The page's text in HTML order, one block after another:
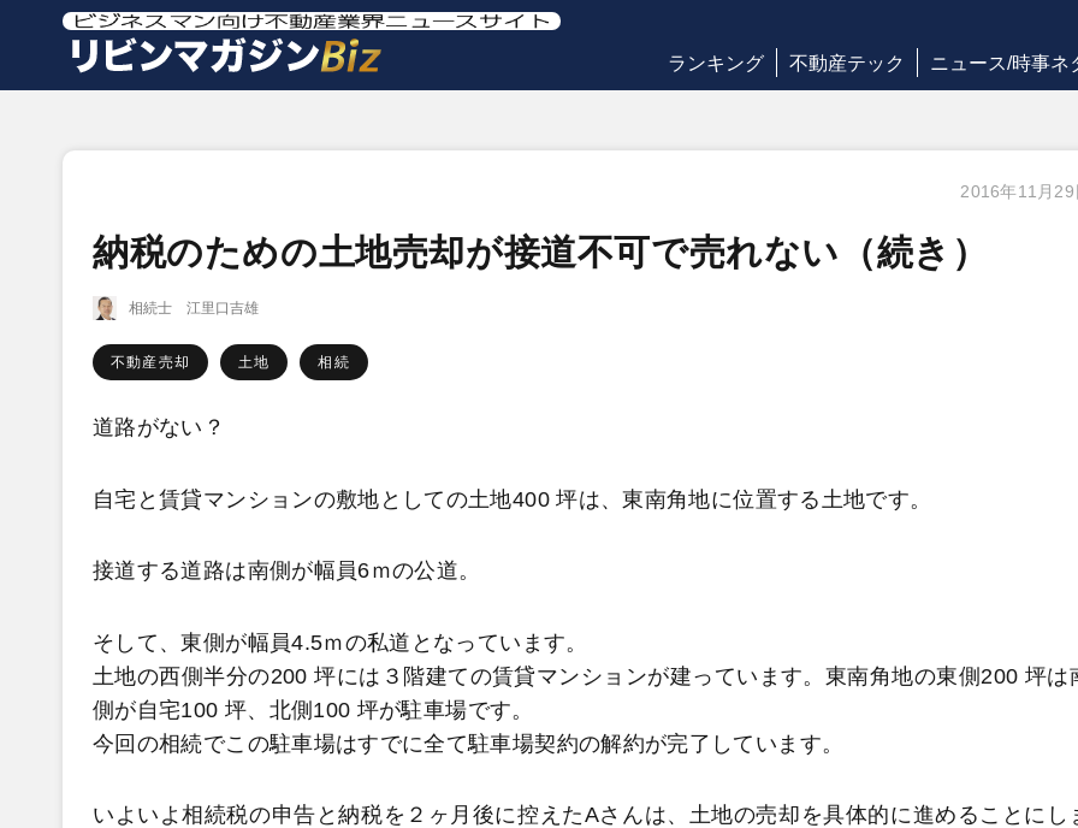
ランキング 不動産テック ニュース/時事ネ
2016年11月29
納税のための土地売却が接道不可で売れない（続き）
相続士 江里口吉雄
不動産売却 土地 相続
道路がない？
自宅と賃貸マンションの敷地としての土地400 坪は、東南角地に位置する土地です。
接道する道路は南側が幅員6ｍの公道。
そして、東側が幅員4.5ｍの私道となっています。
土地の西側半分の200 坪には３階建ての賃貸マンションが建っています。東南角地の東側200 坪は
側が自宅100 坪、北側100 坪が駐車場です。
今回の相続でこの駐車場はすでに全て駐車場契約の解約が完了しています。
いよいよ相続税の申告と納税を２ヶ月後に控えたAさんは、土地の売却を具体的に進めることにし